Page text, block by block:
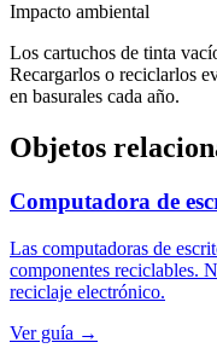
Impacto ambiental
Los cartuchos de tinta
Recargarlos o reciclarlos
en basurales cada año.
Objetos
Computadora de
Las computadoras de
componentes reciclables.
reciclaje electrónico.
Ver guía →